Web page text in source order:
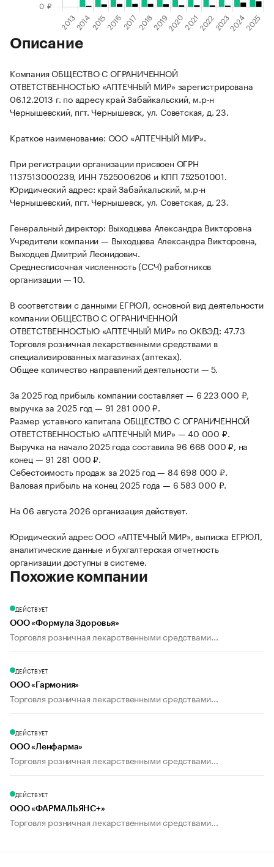
Описание
Компания ОБЩЕСТВО С ОГРАНИЧЕННОЙ
ОТВЕТСТВЕННОСТЬЮ «АПТЕЧНЫЙ МИР» зарегистрирована
06.12.2013 г. по адресу край Забайкальский, м.р-н
Чернышевский, пгт. Чернышевск, ул. Советская, д. 23.
Краткое наименование: ООО «АПТЕЧНЫЙ МИР».
При регистрации организации присвоен ОГРН
1137513000239, ИНН 7525006206 и КПП 752501001.
Юридический адрес: край Забайкальский, м.р-н
Чернышевский, пгт. Чернышевск, ул. Советская, д. 23.
Генеральный директор: Выходцева Александра Викторовна
Учредители компании — Выходцева Александра Викторовна,
Выходцев Дмитрий Леонидович.
Среднесписочная численность (ССЧ) работников
организации — 10.
В соответствии с данными ЕГРЮЛ, основной вид деятельности
компании ОБЩЕСТВО С ОГРАНИЧЕННОЙ
ОТВЕТСТВЕННОСТЬЮ «АПТЕЧНЫЙ МИР» по ОКВЭД: 47.73
Торговля розничная лекарственными средствами в
специализированных магазинах (аптеках).
Общее количество направлений деятельности — 5.
За 2025 год прибыль компании составляет — 6 223 000 ₽,
выручка за 2025 год — 91 281 000 ₽.
Размер уставного капитала ОБЩЕСТВО С ОГРАНИЧЕННОЙ
ОТВЕТСТВЕННОСТЬЮ «АПТЕЧНЫЙ МИР» — 40 000 ₽.
Выручка на начало 2025 года составила 96 668 000 ₽, на
конец — 91 281 000 ₽.
Себестоимость продаж за 2025 год — 84 698 000 ₽.
Валовая прибыль на конец 2025 года — 6 583 000 ₽.
На 06 августа 2026 организация действует.
Юридический адрес ООО «АПТЕЧНЫЙ МИР», выписка ЕГРЮЛ,
аналитические данные и бухгалтерская отчетность
организации доступны в системе.
Похожие компании
ДЕЙСТВУЕТ
ООО «Формула Здоровья»
Торговля розничная лекарственными средствами...
ДЕЙСТВУЕТ
ООО «Гармония»
Торговля розничная лекарственными средствами...
ДЕЙСТВУЕТ
ООО «Ленфарма»
Торговля розничная лекарственными средствами...
ДЕЙСТВУЕТ
ООО «ФАРМАЛЬЯНС+»
Торговля розничная лекарственными средствами...